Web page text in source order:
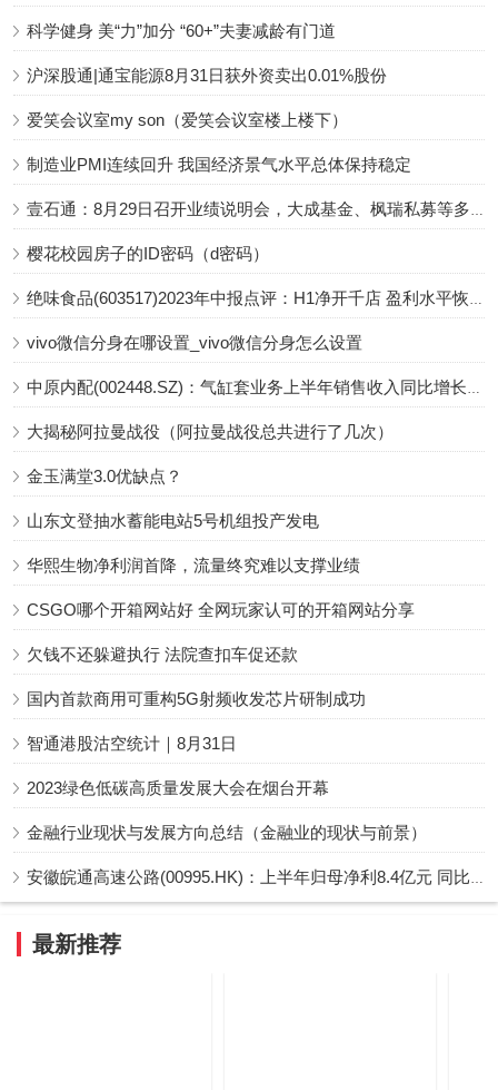
科学健身 美“力”加分 “60+”夫妻减龄有门道
沪深股通|通宝能源8月31日获外资卖出0.01%股份
爱笑会议室my son（爱笑会议室楼上楼下）
制造业PMI连续回升 我国经济景气水平总体保持稳定
壹石通：8月29日召开业绩说明会，大成基金、枫瑞私募等多家机构参与
樱花校园房子的ID密码（d密码）
绝味食品(603517)2023年中报点评：H1净开千店 盈利水平恢复中
vivo微信分身在哪设置_vivo微信分身怎么设置
中原内配(002448.SZ)：气缸套业务上半年销售收入同比增长16.34%，气缸套毛利率为31.37%
大揭秘阿拉曼战役（阿拉曼战役总共进行了几次）
金玉满堂3.0优缺点？
山东文登抽水蓄能电站5号机组投产发电
华熙生物净利润首降，流量终究难以支撑业绩
CSGO哪个开箱网站好 全网玩家认可的开箱网站分享
欠钱不还躲避执行 法院查扣车促还款
国内首款商用可重构5G射频收发芯片研制成功
智通港股沽空统计｜8月31日
2023绿色低碳高质量发展大会在烟台开幕
金融行业现状与发展方向总结（金融业的现状与前景）
安徽皖通高速公路(00995.HK)：上半年归母净利8.4亿元 同比上升26.06%
最新推荐